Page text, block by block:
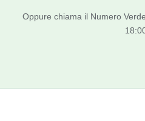
Oppure chiama il Numero Verde